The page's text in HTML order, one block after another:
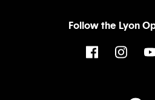
Follow the Lyon